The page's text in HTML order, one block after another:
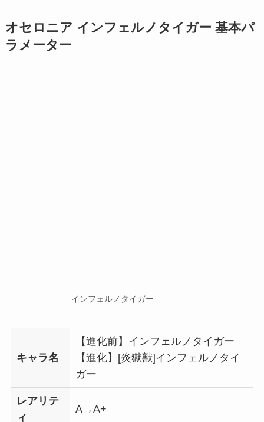
オセロニア インフェルノタイガー 基本パ
ラメーター
インフェルノタイガー
キャラ名
【進化前】インフェルノタイガー
【進化】[炎獄獣]インフェルノタイ
ガー
レアリテ
ィ
A→A+